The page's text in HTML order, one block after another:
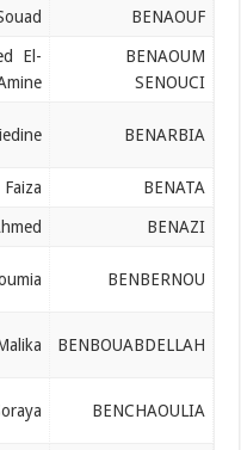
Souad
Dentaire
Mohamed El-
Amine
Mahiedine
Médecine
Nadia Faiza
Médecine
Ahmed
Médecine
Soumia
Médecine
Malika
Médecine
Soraya
Médecine